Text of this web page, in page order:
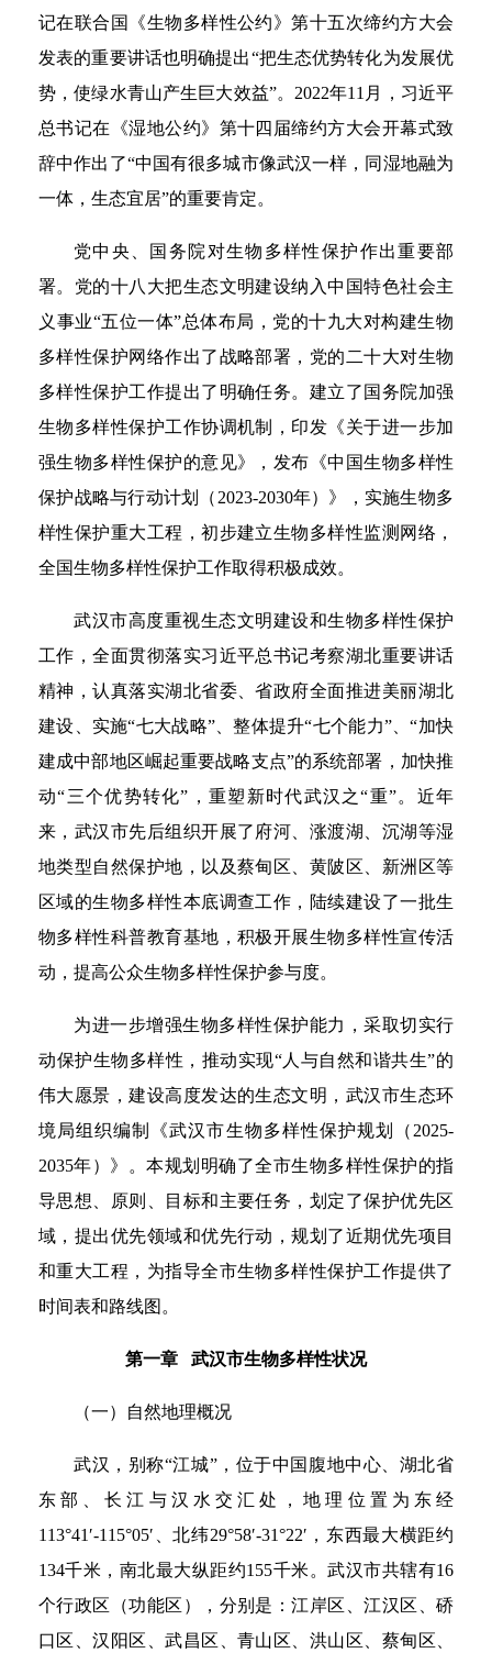
记在联合国《生物多样性公约》第十五次缔约方大会
发表的重要讲话也明确提出“把生态优势转化为发展优
势，使绿水青山产生巨大效益”。2022年11月，习近平
总书记在《湿地公约》第十四届缔约方大会开幕式致
辞中作出了“中国有很多城市像武汉一样，同湿地融为
一体，生态宜居”的重要肯定。
党中央、国务院对生物多样性保护作出重要部
署。党的十八大把生态文明建设纳入中国特色社会主
义事业“五位一体”总体布局，党的十九大对构建生物
多样性保护网络作出了战略部署，党的二十大对生物
多样性保护工作提出了明确任务。建立了国务院加强
生物多样性保护工作协调机制，印发《关于进一步加
强生物多样性保护的意见》，发布《中国生物多样性
保护战略与行动计划（2023-2030年）》，实施生物多
样性保护重大工程，初步建立生物多样性监测网络，
全国生物多样性保护工作取得积极成效。
武汉市高度重视生态文明建设和生物多样性保护
工作，全面贯彻落实习近平总书记考察湖北重要讲话
精神，认真落实湖北省委、省政府全面推进美丽湖北
建设、实施“七大战略”、整体提升“七个能力”、“加快
建成中部地区崛起重要战略支点”的系统部署，加快推
动“三个优势转化”，重塑新时代武汉之“重”。近年
来，武汉市先后组织开展了府河、涨渡湖、沉湖等湿
地类型自然保护地，以及蔡甸区、黄陂区、新洲区等
区域的生物多样性本底调查工作，陆续建设了一批生
物多样性科普教育基地，积极开展生物多样性宣传活
动，提高公众生物多样性保护参与度。
为进一步增强生物多样性保护能力，采取切实行
动保护生物多样性，推动实现“人与自然和谐共生”的
伟大愿景，建设高度发达的生态文明，武汉市生态环
境局组织编制《武汉市生物多样性保护规划（2025-
2035年）》。本规划明确了全市生物多样性保护的指
导思想、原则、目标和主要任务，划定了保护优先区
域，提出优先领域和优先行动，规划了近期优先项目
和重大工程，为指导全市生物多样性保护工作提供了
时间表和路线图。
第一章 武汉市生物多样性状况
（一）自然地理概况
武汉，别称“江城”，位于中国腹地中心、湖北省
东部、长江与汉水交汇处，地理位置为东经
113°41′-115°05′、北纬29°58′-31°22′，东西最大横距约
134千米，南北最大纵距约155千米。武汉市共辖有16
个行政区（功能区），分别是：江岸区、江汉区、硚
口区、汉阳区、武昌区、青山区、洪山区、蔡甸区、